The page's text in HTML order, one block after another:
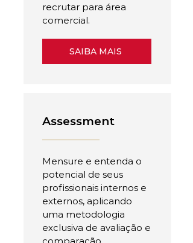
recrutar para área
comercial.
SAIBA MAIS
Assessment
Mensure e entenda o
potencial de seus
profissionais internos e
externos, aplicando
uma metodologia
exclusiva de avaliação e